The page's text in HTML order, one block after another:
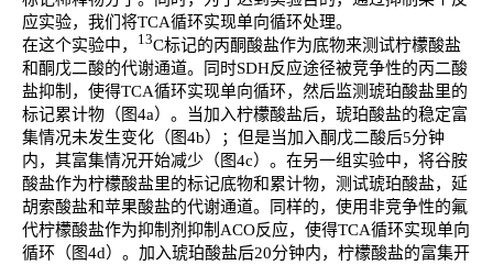
应实验，我们将TCA循环实现单向循环处理。
在这个实验中，
13C标记的丙酮酸盐作为底物来测试柠檬酸盐
和酮戊二酸的代谢通道。同时SDH反应途径被竞争性的丙二酸
盐抑制，使得TCA循环实现单向循环，然后监测琥珀酸盐里的
标记累计物（图4a）。当加入柠檬酸盐后，琥珀酸盐的稳定富
集情况未发生变化（图4b）；但是当加入酮戊二酸后5分钟
内，其富集情况开始减少（图4c）。在另一组实验中，将谷胺
酸盐作为柠檬酸盐里的标记底物和累计物，测试琥珀酸盐，延
胡索酸盐和苹果酸盐的代谢通道。同样的，使用非竞争性的氟
代柠檬酸盐作为抑制剂抑制ACO反应，使得TCA循环实现单向
循环（图4d）。加入琥珀酸盐后20分钟内，柠檬酸盐的富集开